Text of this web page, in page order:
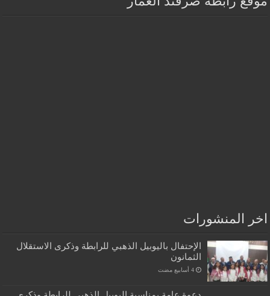
اخر المنشورات
الإحتفال باليوبيل الذهبي للرابطة وذكرى الاستقلال
الثمانون
‏4 أسابيع مضت